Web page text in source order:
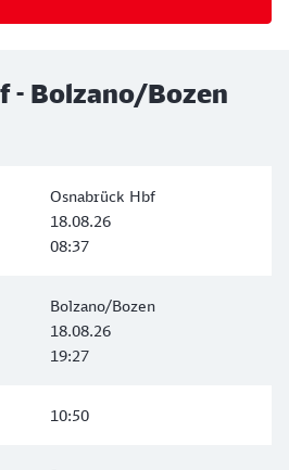
- Bolzano/Bozen
Osnabrück Hbf
18.08.26
08:37
Bolzano/Bozen
18.08.26
19:27
10:50